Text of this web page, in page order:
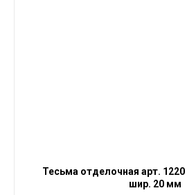
Тесьма отделочная арт.
шир. 20 мм